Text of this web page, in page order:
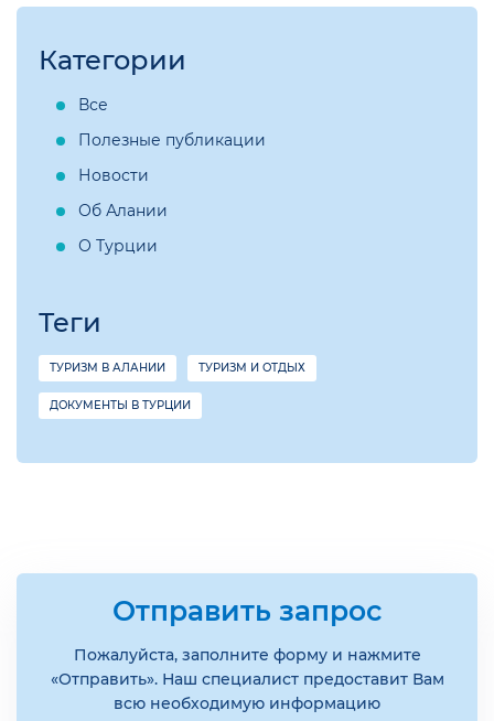
Категории
Все
Полезные публикации
Новости
Об Алании
О Турции
Теги
ТУРИЗМ В АЛАНИИ ТУРИЗМ И ОТДЫХ
ДОКУМЕНТЫ В ТУРЦИИ
Отправить запрос
Пожалуйста, заполните форму и нажмите
«Отправить». Наш специалист предоставит Вам
всю необходимую информацию